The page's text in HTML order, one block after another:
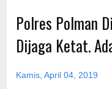
Polres Polman
Dijaga Ketat.
Kamis, April 04, 2019